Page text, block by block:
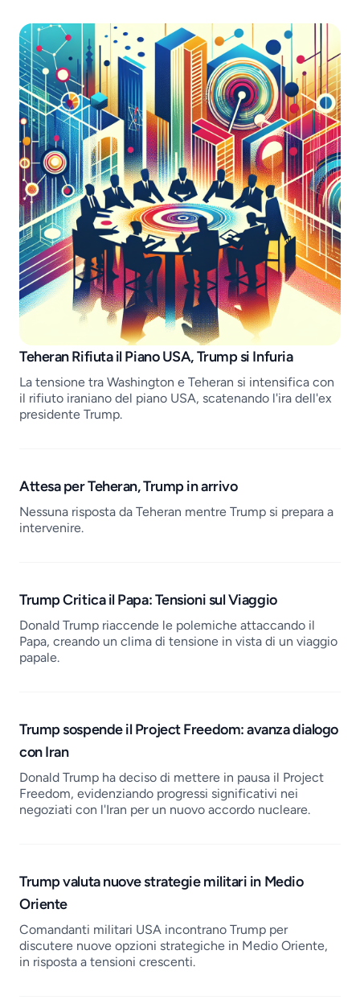
Job openings
Teheran Rifiuta il Piano USA, Trump si Infuria
La tensione tra Washington e Teheran si intensifica con
il rifiuto iraniano del piano USA, scatenando l'ira dell'ex
presidente Trump.
Attesa per Teheran, Trump in arrivo
Nessuna risposta da Teheran mentre Trump si prepara a
intervenire.
Trump Critica il Papa: Tensioni sul Viaggio
Donald Trump riaccende le polemiche attaccando il
Papa, creando un clima di tensione in vista di un viaggio
papale.
Trump sospende il Project Freedom: avanza dialogo
con Iran
Donald Trump ha deciso di mettere in pausa il Project
Freedom, evidenziando progressi significativi nei
negoziati con l'Iran per un nuovo accordo nucleare.
Trump valuta nuove strategie militari in Medio
Oriente
Comandanti militari USA incontrano Trump per
discutere nuove opzioni strategiche in Medio Oriente,
in risposta a tensioni crescenti.